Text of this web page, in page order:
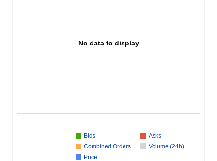
No data to display
Bids
Asks
Combined Orders
Volume (24h)
Price